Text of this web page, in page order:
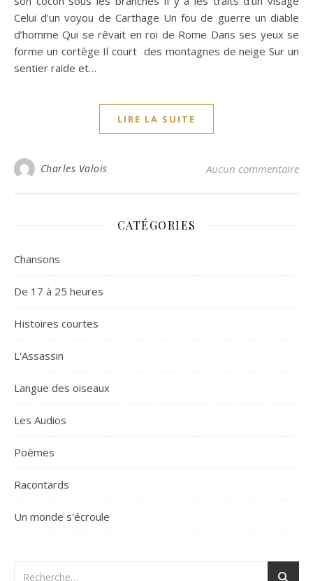
Celui d’un voyou de Carthage Un fou de guerre un diable
d’homme Qui se rêvait en roi de Rome Dans ses yeux se
forme un cortège Il court des montagnes de neige Sur un
sentier raide et…
LIRE LA SUITE
Charles Valois Aucun commentaire
CATÉGORIES
Chansons
De 17 à 25 heures
Histoires courtes
L'Assassin
Langue des oiseaux
Les Audios
Poèmes
Racontards
Un monde s'écroule